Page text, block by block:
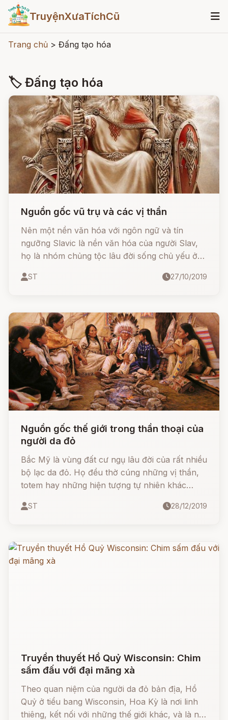
TruyệnXưaTíchCũ
Trang chủ > Đấng tạo hóa
🏷 Đấng tạo hóa
Nguồn gốc vũ trụ và các vị thần
Nên một nền văn hóa với ngôn ngữ và tín
ngưỡng Slavic là nền văn hóa của người Slav,
họ là nhóm chủng tộc lâu đời sống chủ yếu ở
Đến thế kỷ 6, họ di cư đi rải rác khắp nơi như
nhưng tập trung chủ yếu vẫn ở phần phía Đông
châu Âu.
ST 27/10/2019
Nguồn gốc thế giới trong thần thoại của
người da đỏ
Bắc Mỹ là vùng đất cư ngụ lâu đời của rất nhiều
bộ lạc da đỏ. Họ đều thờ cúng những vị thần,
totem hay những hiện tượng tự nhiên khác
cũng kể những câu chuyện rất khác nhau về
ST 28/12/2019
Truyền thuyết Hồ Quỷ Wisconsin: Chim
sấm đấu với đại mãng xà
Theo quan niệm của người da đỏ bản địa, Hồ
Quỷ ở tiểu bang Wisconsin, Hoa Kỳ là nơi linh
thiêng, kết nối với những thế giới khác, và là nơi